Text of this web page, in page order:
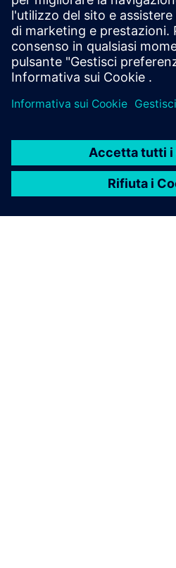
Presentazione del Digital Thread
Prerequisiti